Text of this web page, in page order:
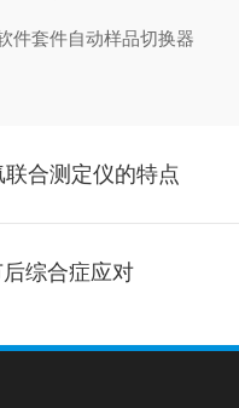
套件自动样品切换器
合测定仪的特点
综合症应对